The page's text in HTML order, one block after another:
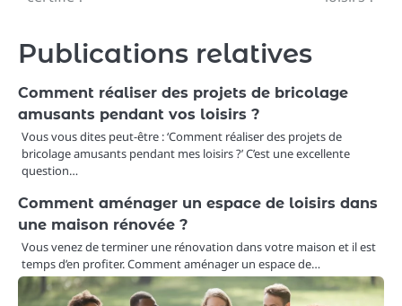
Publications relatives
Comment réaliser des projets de bricolage
amusants pendant vos loisirs ?
Vous vous dites peut-être : ‘Comment réaliser des projets de
bricolage amusants pendant mes loisirs ?’ C’est une excellente
question…
Comment aménager un espace de loisirs dans
une maison rénovée ?
Vous venez de terminer une rénovation dans votre maison et il est
temps d’en profiter. Comment aménager un espace de…